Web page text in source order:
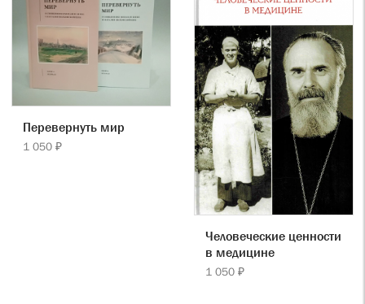
Перевернуть мир
1 050 ₽
Человеческие ценности
в медицине
1 050 ₽